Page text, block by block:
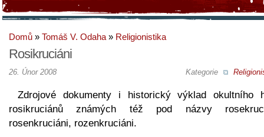
Domů » Tomáš V. Odaha » Religionistika
Rosikruciáni
Kategorie
26. Únor 2008
Zdrojové dokumenty i historický výklad okultního
rosikruciánů známých též pod názvy
rosenkruciáni, rozenkruciáni.